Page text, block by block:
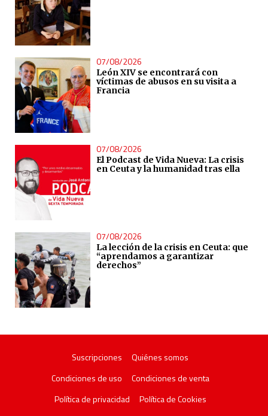
07/08/2026
León XIV se encontrará con
víctimas de abusos en su visita a
Francia
07/08/2026
El Podcast de Vida Nueva: La crisis
en Ceuta y la humanidad tras ella
07/08/2026
La lección de la crisis en Ceuta: que
“aprendamos a garantizar
derechos”
Suscripciones
Quiénes somos
Condiciones de uso
Condiciones de venta
Política de privacidad
Política de Cookies